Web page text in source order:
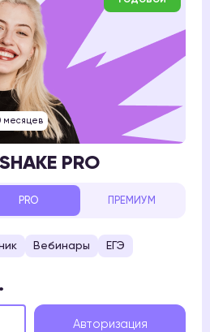
месяцев
PRO
PRO ПРЕМИУМ
Вебинары ЕГЭ
Авторизация